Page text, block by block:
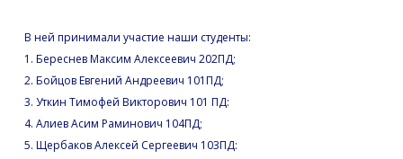
В ней принимали участие наши студенты:
1. Береснев Максим Алексеевич 202ПД;
2. Бойцов Евгений Андреевич 101ПД;
3. Уткин Тимофей Викторович 101 ПД:
4. Алиев Асим Раминович 104ПД;
5. Щербаков Алексей Сергеевич 103ПД: